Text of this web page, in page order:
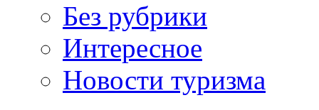
Без рубрики
Интересное
Новости туризма